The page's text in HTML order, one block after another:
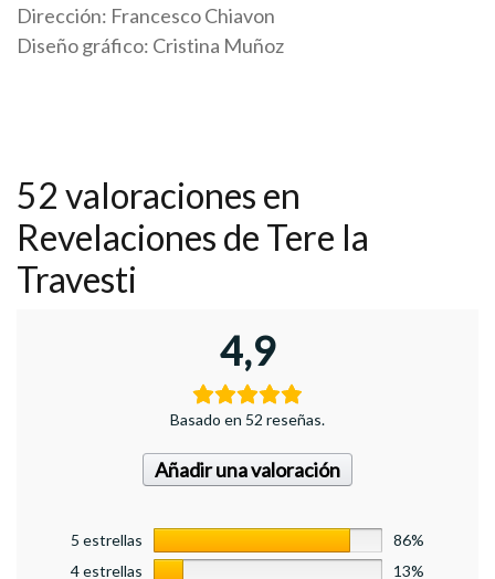
Dirección: Francesco Chiavon
Diseño gráfico: Cristina Muñoz
52 valoraciones en
Revelaciones de Tere la
Travesti
4,9
Basado en 52 reseñas.
Añadir una valoración
5 estrellas
86%
4 estrellas
13%